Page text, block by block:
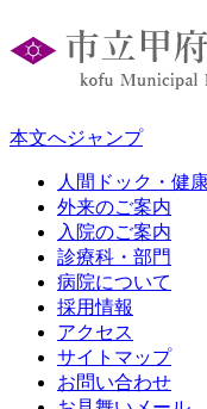
本文へジャンプ
人間ドック・健
外来のご案内
入院のご案内
診療科・部門
病院について
採用情報
アクセス
サイトマップ
お問い合わせ